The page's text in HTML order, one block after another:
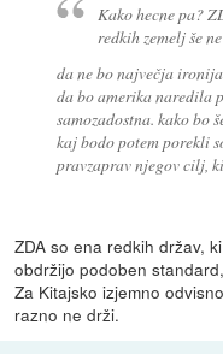
Kako hecne pa?
redkih zemelj še
da ne bo največja
da bo amerika naredila
samozadostna. kako bo
kaj bodo potem porekli
pravzaprav njegov cilj,
ZDA so ena redkih držav,
obdržijo podoben
Za Kitajsko izjemno
razno ne drži.